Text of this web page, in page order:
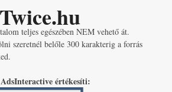
Twice.hu
teljes egészében NEM vehető át.
szeretnél belőle 300 karakterig a forrás
értékesíti: